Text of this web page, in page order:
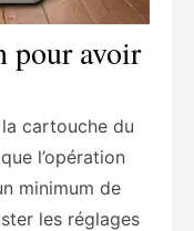
pour avoir
cartouche du
l’opération
minimum de
les réglages